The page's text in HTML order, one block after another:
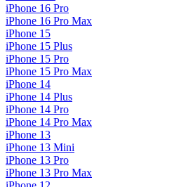
iPhone 16 Pro
iPhone 16 Pro Max
iPhone 15
iPhone 15 Plus
iPhone 15 Pro
iPhone 15 Pro Max
iPhone 14
iPhone 14 Plus
iPhone 14 Pro
iPhone 14 Pro Max
iPhone 13
iPhone 13 Mini
iPhone 13 Pro
iPhone 13 Pro Max